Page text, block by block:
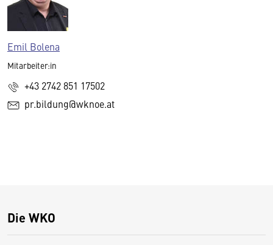
Emil Bolena
Mitarbeiter:in
+43 2742 851 17502
pr.bildung@wknoe.at
Die WKO